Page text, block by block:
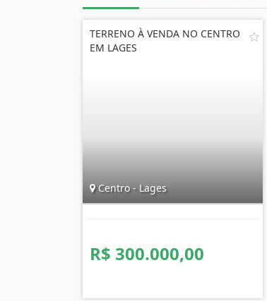
TERRENO À VENDA NO CENTRO
EM LAGES
Centro - Lages
R$ 300.000,00